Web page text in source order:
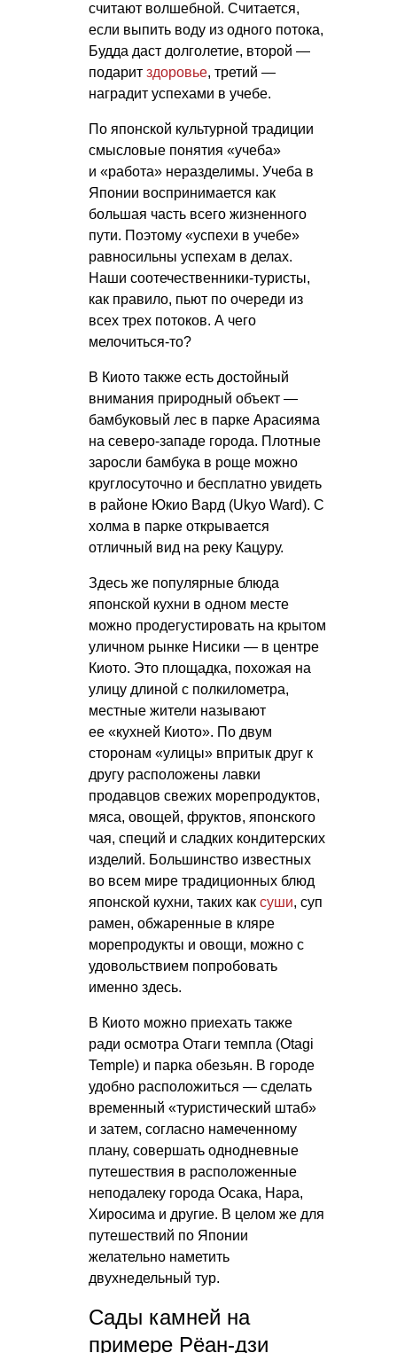
считают волшебной. Считается,
если выпить воду из одного потока,
Будда даст долголетие, второй —
подарит здоровье, третий —
наградит успехами в учебе.
По японской культурной традиции
смысловые понятия «учеба»
и «работа» неразделимы. Учеба в
Японии воспринимается как
большая часть всего жизненного
пути. Поэтому «успехи в учебе»
равносильны успехам в делах.
Наши соотечественники-туристы,
как правило, пьют по очереди из
всех трех потоков. А чего
мелочиться-то?
В Киото также есть достойный
внимания природный объект —
бамбуковый лес в парке Арасияма
на северо-западе города. Плотные
заросли бамбука в роще можно
круглосуточно и бесплатно увидеть
в районе Юкио Вард (Ukyo Ward). С
холма в парке открывается
отличный вид на реку Кацуру.
Здесь же популярные блюда
японской кухни в одном месте
можно продегустировать на крытом
уличном рынке Нисики — в центре
Киото. Это площадка, похожая на
улицу длиной с полкилометра,
местные жители называют
ее «кухней Киото». По двум
сторонам «улицы» впритык друг к
другу расположены лавки
продавцов свежих морепродуктов,
мяса, овощей, фруктов, японского
чая, специй и сладких кондитерских
изделий. Большинство известных
во всем мире традиционных блюд
японской кухни, таких как суши, суп
рамен, обжаренные в кляре
морепродукты и овощи, можно с
удовольствием попробовать
именно здесь.
В Киото можно приехать также
ради осмотра Отаги темпла (Otagi
Temple) и парка обезьян. В городе
удобно расположиться — сделать
временный «туристический штаб»
и затем, согласно намеченному
плану, совершать однодневные
путешествия в расположенные
неподалеку города Осака, Нара,
Хиросима и другие. В целом же для
путешествий по Японии
желательно наметить
двухнедельный тур.
Сады камней на
примере Рёан-дзи